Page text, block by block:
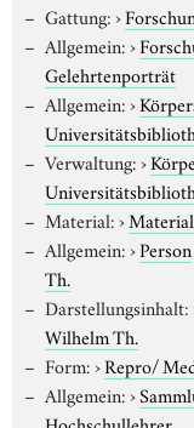
Gattung:›
Allgemein:›
Gelehrtenporträt
Allgemein:›
Verwaltung:›
Material:›Material
Allgemein:›Person
Th.
Darstellungsinhalt:
Wilhelm Th.
Form:›Repro/
Allgemein:›